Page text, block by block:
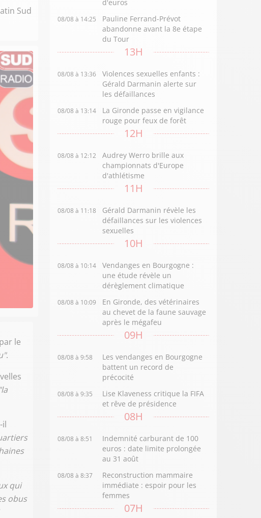
Sud
le
.
"la
il
qui
obus
d'euros
08/08 à 14:25
Pauline Ferrand-Prévot
abandonne avant la 8e étape
du Tour
13H
08/08 à 13:36
Violences sexuelles enfants :
Gérald Darmanin alerte sur
les défaillances
08/08 à 13:14
La Gironde passe en vigilance
rouge pour feux de forêt
12H
08/08 à 12:12
Audrey Werro brille aux
championnats d'Europe
d'athlétisme
11H
08/08 à 11:18
Gérald Darmanin révèle les
défaillances sur les violences
sexuelles
10H
08/08 à 10:14
Vendanges en Bourgogne :
une étude révèle un
dérèglement climatique
08/08 à 10:09
En Gironde, des vétérinaires
au chevet de la faune sauvage
après le mégafeu
09H
08/08 à 9:58
Les vendanges en Bourgogne
battent un record de
précocité
08/08 à 9:35
Lise Klaveness critique la FIFA
et rêve de présidence
08H
08/08 à 8:51
Indemnité carburant de 100
euros : date limite prolongée
au 31 août
08/08 à 8:37
Reconstruction mammaire
immédiate : espoir pour les
femmes
07H